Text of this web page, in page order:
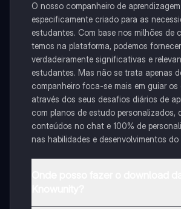
O nosso companheiro de
especificamente criado para as
estudantes. Com base nos milhões de
temos na plataforma, podemos
verdadeiramente significativas e
estudantes. Mas não se trata apenas
companheiro foca-se mais em guiar os
através dos seus desafios diários de
com planos de estudo personalizados,
conteúdos no chat e 100% de
nas habilidades e desenvolvimentos